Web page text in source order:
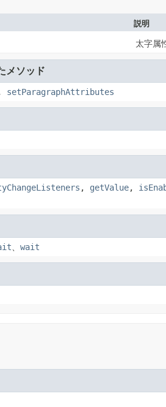
説明
太字属
メソッド
setParagraphAttributes
, getValue,
、 wait